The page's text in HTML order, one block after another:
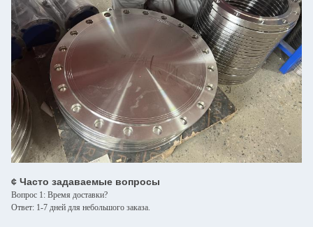
¢ Часто задаваемые вопросы
Вопрос 1: Время доставки?
Ответ: 1-7 дней для небольшого заказа.